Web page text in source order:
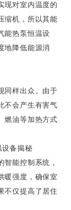
现对室内温度的
缩机，所以其能
能热泵恒温设
地降低能源消
样出众。由于
不会产生有害气
燃油等加热方式
能控制系统，
暖强度，确保室
不仅提高了居住